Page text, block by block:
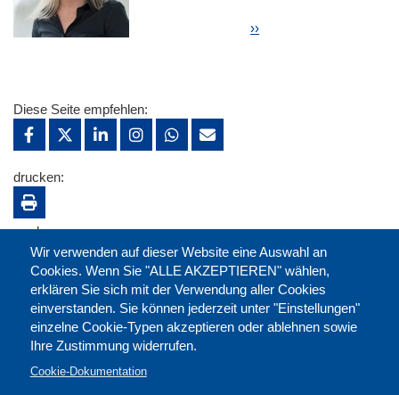
SeitennummerierungNächste Seite
››
Wir verwenden auf dieser Website eine Auswahl an
Cookies. Wenn Sie "ALLE AKZEPTIEREN" wählen,
erklären Sie sich mit der Verwendung aller Cookies
einverstanden. Sie können jederzeit unter "Einstellungen"
einzelne Cookie-Typen akzeptieren oder ablehnen sowie
Ihre Zustimmung widerrufen.
Cookie-Dokumentation
Diese Seite empfehlen:
drucken:
merken: